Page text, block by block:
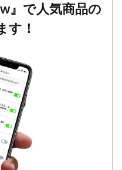
』で人気商品の
す！